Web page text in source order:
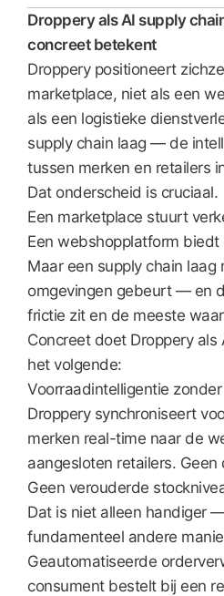
Droppery als AI supply
concreet betekent
Droppery positioneert
marketplace, niet als een
als een logistieke
supply chain laag — de
tussen merken en retailers
Dat onderscheid is cruciaal.
Een marketplace stuurt
Een webshopplatform
Maar een supply chain
omgevingen gebeurt — en
frictie zit en de meeste
Concreet doet Droppery als
het volgende:
Voorraadintelligentie
Droppery synchroniseert
merken real-time naar de
aangesloten retailers.
Geen verouderde
Dat is niet alleen handiger
fundamenteel andere
Geautomatiseerde
consument bestelt bij een